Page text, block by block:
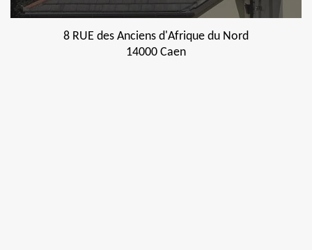
8 RUE des Anciens d'Afrique du Nord
14000 Caen